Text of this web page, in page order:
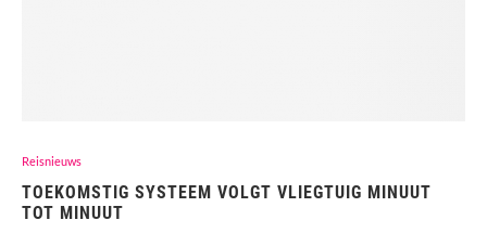
Reisnieuws
TOEKOMSTIG SYSTEEM VOLGT VLIEGTUIG MINUUT
TOT MINUUT